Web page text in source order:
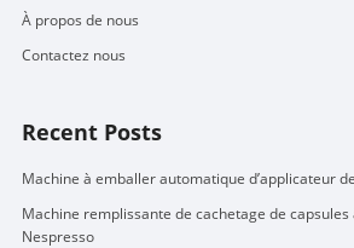
À propos de nous
Contactez nous
Recent Posts
Machine à emballer automatique d’applicateur
Machine remplissante de cachetage de
Nespresso